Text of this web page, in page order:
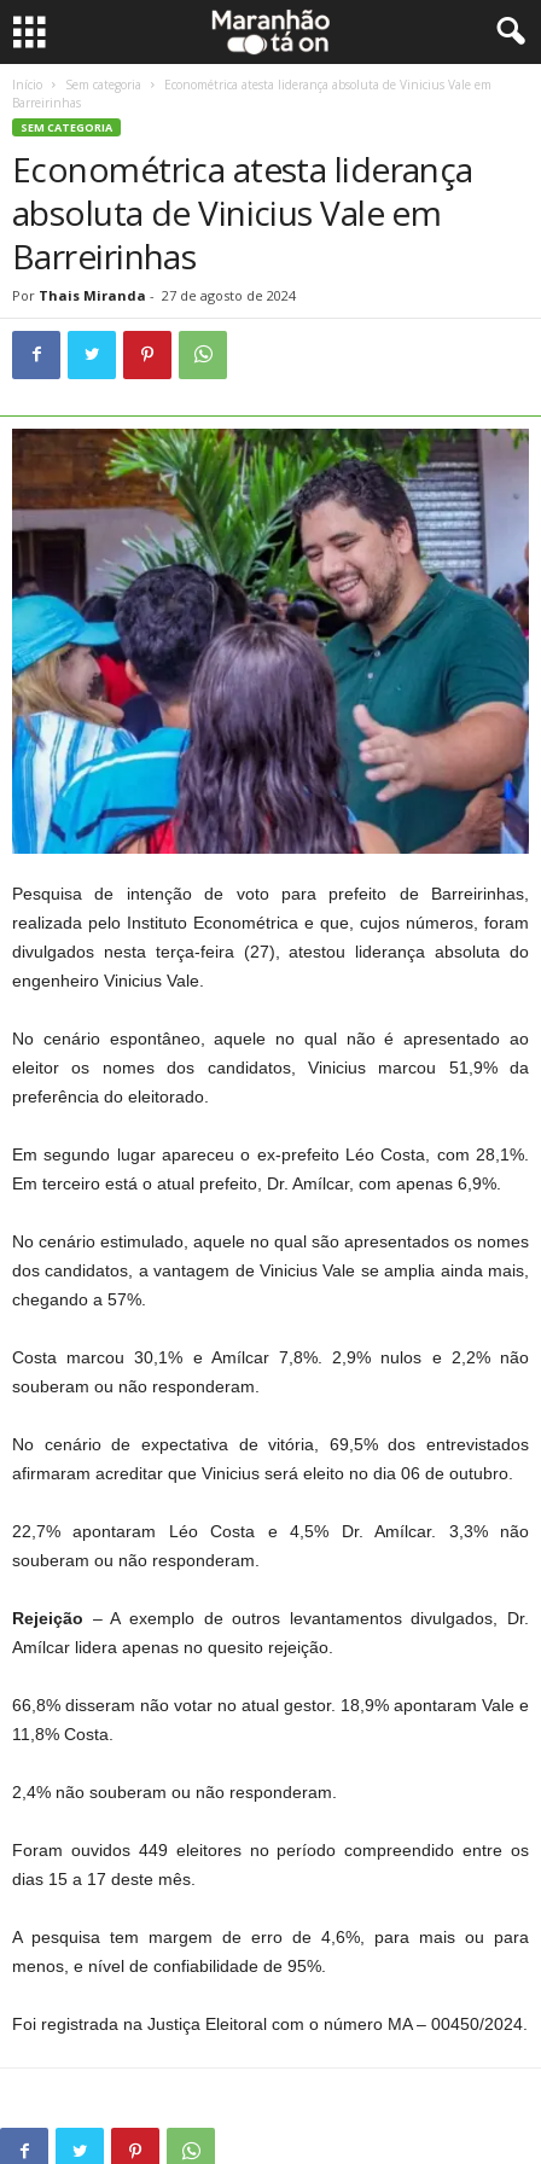
Início Sem categoria
Econométrica atesta liderança absoluta de Vinicius Vale em
Barreirinhas
SEM CATEGORIA
Econométrica atesta liderança
absoluta de Vinicius Vale em
Barreirinhas
Por Thais Miranda - 27 de agosto de 2024
Pesquisa de intenção de voto para prefeito de Barreirinhas,
realizada pelo Instituto Econométrica e que, cujos números, foram
divulgados nesta terça-feira (27), atestou liderança absoluta do
engenheiro Vinicius Vale.
No cenário espontâneo, aquele no qual não é apresentado ao
eleitor os nomes dos candidatos, Vinicius marcou 51,9% da
preferência do eleitorado.
Em segundo lugar apareceu o ex-prefeito Léo Costa, com 28,1%.
Em terceiro está o atual prefeito, Dr. Amílcar, com apenas 6,9%.
No cenário estimulado, aquele no qual são apresentados os nomes
dos candidatos, a vantagem de Vinicius Vale se amplia ainda mais,
chegando a 57%.
Costa marcou 30,1% e Amílcar 7,8%. 2,9% nulos e 2,2% não
souberam ou não responderam.
No cenário de expectativa de vitória, 69,5% dos entrevistados
afirmaram acreditar que Vinicius será eleito no dia 06 de outubro.
22,7% apontaram Léo Costa e 4,5% Dr. Amílcar. 3,3% não
souberam ou não responderam.
Rejeição – A exemplo de outros levantamentos divulgados, Dr.
Amílcar lidera apenas no quesito rejeição.
66,8% disseram não votar no atual gestor. 18,9% apontaram Vale e
11,8% Costa.
2,4% não souberam ou não responderam.
Foram ouvidos 449 eleitores no período compreendido entre os
dias 15 a 17 deste mês.
A pesquisa tem margem de erro de 4,6%, para mais ou para
menos, e nível de confiabilidade de 95%.
Foi registrada na Justiça Eleitoral com o número MA – 00450/2024.